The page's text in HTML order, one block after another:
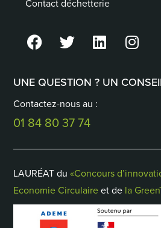
Contact déchetterie
UNE QUESTION ? UN
Contactez-nous au :
01 84 80 37 74
LAURÉAT du«Concours
Economie Circulaireet de la